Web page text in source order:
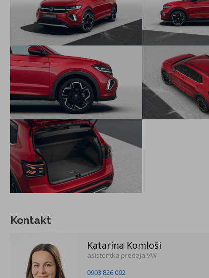
hlavové opierky sedadiel vzadu
3-bodové bezpečnostné pásy na všetkých sedadlách,
vpredu výškovo nastaviteľné
ISOFIX systém na uchytenie detských sedačiek na sedadle
spolujazdca a na zadných krajných sedadlách
Tire Mobility Set, kompresor, náradie a zdvihák
Asistent rozjazdu do kopca
Imobilizér
Start-Stop System s rekuperáciou brzdnej energie
OPF - filter pevných častíc (pre TSI)
Kontrola stavu tlaku v pneumatikách
Digital Cockpit - 8" LCD prístrojový panel
Rozpoznávanie a zobrazovanie dopravných značiek
2x USB-C vpredu a 2x USB-C vzadu (len nabíjanie),
Bluetooth hands-free mobilné pripojenie, bluetooth Audio
Kontakt
Katarína Komloši
asistentka predaja VW
0903 826 002